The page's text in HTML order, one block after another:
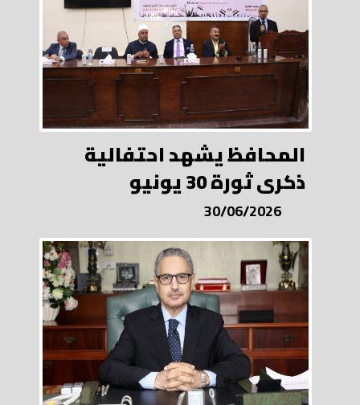
المحافظ يشهد احتفالية
ذكرى ثورة 30 يونيو
30/06/2026